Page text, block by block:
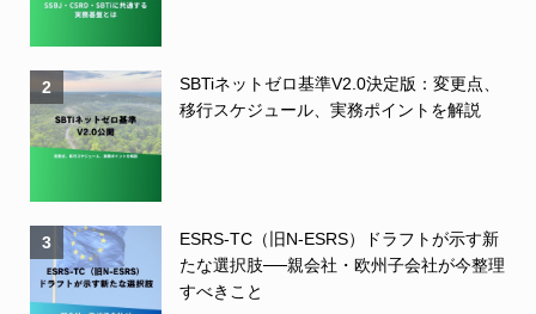
2
SBTiネットゼロ基準V2.0決定版：変更点、
移行スケジュール、実務ポイントを解説
3
ESRS-TC（旧N-ESRS）ドラフトが示す新
たな選択肢──親会社・欧州子会社が今整理
すべきこと